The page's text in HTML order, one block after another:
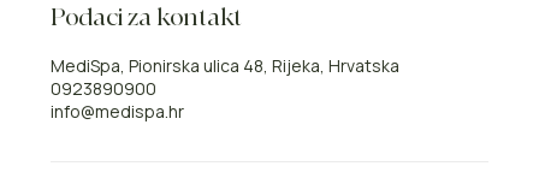
Podaci za kontakt
MediSpa, Pionirska ulica 48, Rijeka, Hrvatska
0923890900
info@medispa.hr